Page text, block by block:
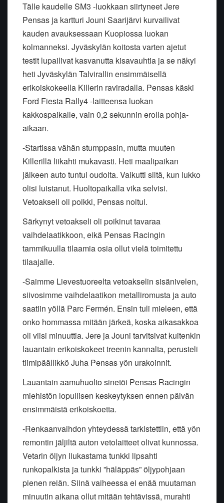
Tälle kaudelle SM3 -luokkaan siirtyneet Jere
Pensas ja kartturi Jouni Saarijärvi kurvailivat
kauden avauksessaan Kuopiossa luokan
kolmanneksi. Jyväskylän koitosta varten ajetut
testit lupailivat kasvanutta kisavauhtia ja se näkyi
heti Jyväskylän Talvirallin ensimmäisellä
erikoiskokeella Killerin raviradalla. Pensas käski
Ford Fiesta Rally4 -laitteensa luokan
kakkospaikalle, vain 0,2 sekunnin erolla pohja-
aikaan.
-Startissa vähän stumppasin, mutta muuten
Killerillä liikahti mukavasti. Heti maalipaikan
jälkeen auto tuntui oudolta. Vaikutti siltä, kun lukko
olisi luistanut. Huoltopaikalla vika selvisi.
Vetoakseli oli poikki, Pensas noitui.
Särkynyt vetoakseli oli poikinut tavaraa
vaihdelaatikkoon, eikä Pensas Racingin
tammikuulla tilaamia osia ollut vielä toimitettu
tilaajalle.
-Saimme Lievestuoreelta vetoakselin sisänivelen,
siivosimme vaihdelaatikon metalliromusta ja auto
saatiin yöllä Parc Fermén. Ensin tuli mieleen, että
onko hommassa mitään järkeä, koska aikasakkoa
oli viisi minuuttia. Jere ja Jouni tarvitsivat kuitenkin
lauantain erikoiskokeet treenin kannalta, perusteli
tiimipäällikkö Juha Pensas yön urakoinnit.
Lauantain aamuhuolto sinetöi Pensas Racingin
miehistön lopullisen keskeytyksen ennen päivän
ensimmäistä erikoiskoetta.
-Renkaanvaihdon yhteydessä tarkistettiin, että yön
remontin jäljiltä auton vetolaitteet olivat kunnossa.
Vetarin öljyn liukastama tunkki lipsahti
runkopalkista ja tunkki ”häläppäs” öljypohjaan
pienen reiän. Siinä vaiheessa ei enää muutaman
minuutin aikana ollut mitään tehtävissä, murahti